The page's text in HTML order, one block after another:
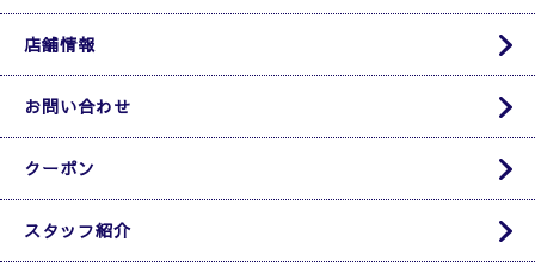
店舗情報
お問い合わせ
クーポン
スタッフ紹介